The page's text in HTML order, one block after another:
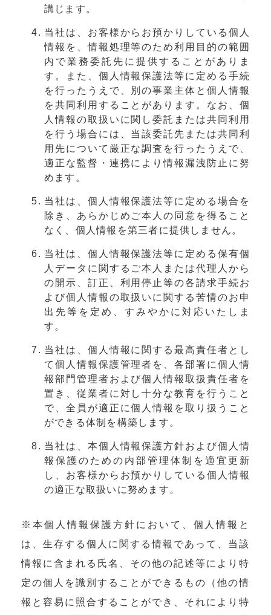
講じます。
当社は、お客様からお預かりしている個人
情報を、情報処理等のため利用目的の範囲
内で業務委託先に提供することがありま
す。また、個人情報保護法等に定める手続
を行ったうえで、別の事業主体と個人情報
を共同利用することがあります。なお、個
人情報の取扱いに関し委託または共同利用
を行う場合には、当該委託先または共同利
用先について厳正な調査を行ったうえで、
適正な監督・連携により情報漏洩防止に努
めます。
当社は、個人情報保護法等に定める場合を
除き、あらかじめご本人の同意を得ること
なく、個人情報を第三者に提供しません。
当社は、個人情報保護法等に定める保有個
人データに関するご本人または代理人から
の開示、訂正、利用停止等の各請求手続お
よび個人情報の取扱いに関する苦情のお申
出先等を定め、すみやかに対応いたしま
す。
当社は、個人情報に関する最高責任者とし
て個人情報保護管理者を、各部署に個人情
報部門管理者および個人情報取扱責任者を
置き、従業者に対し十分な教育を行うこと
で、全員が適正に個人情報を取り扱うこと
ができる体制を構築します。
当社は、本個人情報保護方針および個人情
報保護のための内部管理体制を適宜更新
し、お客様からお預かりしている個人情報
の適正な取扱いに努めます。
※本個人情報保護方針において、個人情報と
は、生存する個人に関する情報であって、当該
情報に含まれる氏名、その他の記述等により特
定の個人を識別することができるもの（他の情
報と容易に照合することができ、それにより特